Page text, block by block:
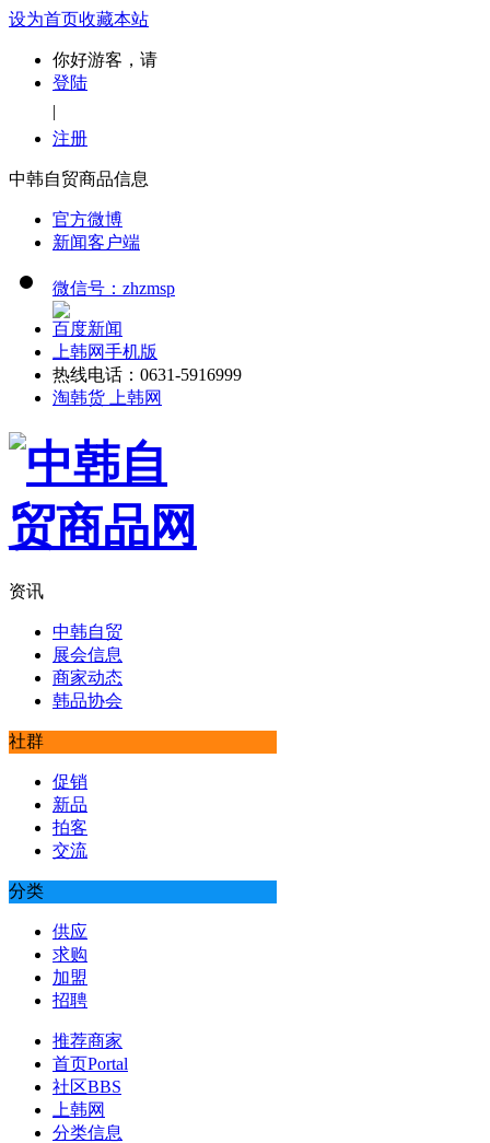
设为首页收藏本站
你好游客，请
登陆
|
注册
中韩自贸商品信息
官方微博
新闻客户端
微信号：zhzmsp
百度新闻
上韩网手机版
热线电话：0631-5916999
淘韩货 上韩网
资讯
中韩自贸
展会信息
商家动态
韩品协会
社群
促销
新品
拍客
交流
分类
供应
求购
加盟
招聘
推荐商家
首页Portal
社区BBS
上韩网
分类信息